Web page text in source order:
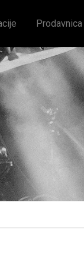
Prodavnica